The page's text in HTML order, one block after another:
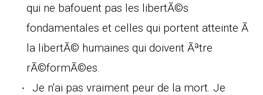
qui ne bafouent pas les libertÃ©s
fondamentales et celles qui portent atteinte Ã
la libertÃ© humaines qui doivent Ãªtre
rÃ©formÃ©es.
Je n'ai pas vraiment peur de la mort. Je